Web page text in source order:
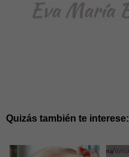
Quizás también te interese: